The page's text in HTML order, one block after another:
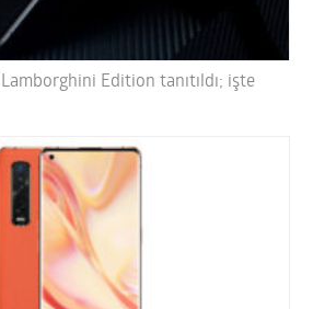
Edition tanıtıldı; işte